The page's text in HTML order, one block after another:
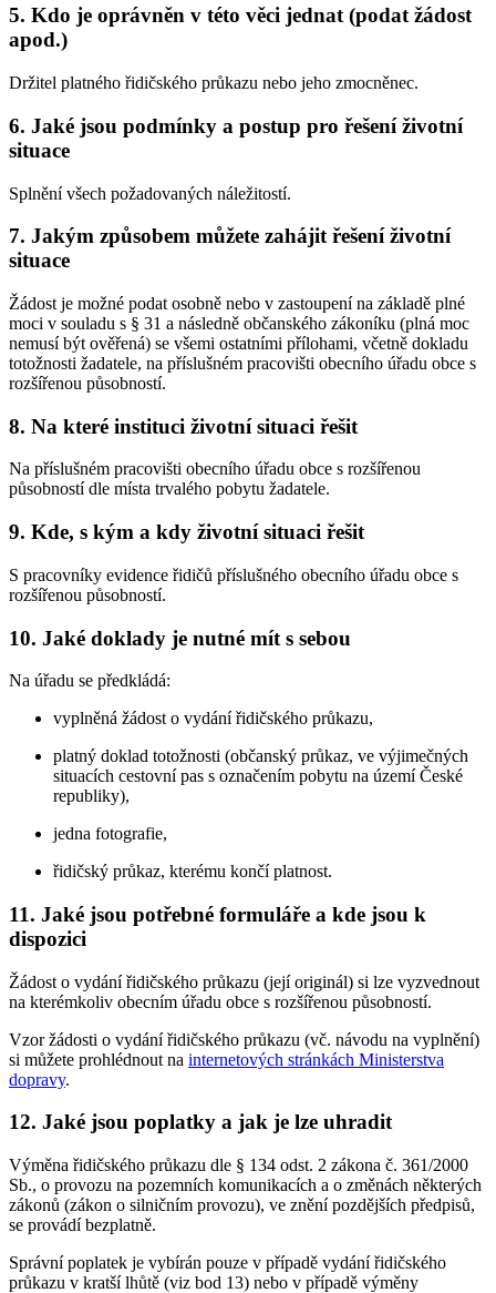
5. Kdo je oprávněn v této věci jednat (podat žádost
apod.)
Držitel platného řidičského průkazu nebo jeho zmocněnec.
6. Jaké jsou podmínky a postup pro řešení životní
situace
Splnění všech požadovaných náležitostí.
7. Jakým způsobem můžete zahájit řešení životní
situace
Žádost je možné podat osobně nebo v zastoupení na základě plné
moci v souladu s § 31 a následně občanského zákoníku (plná moc
nemusí být ověřená) se všemi ostatními přílohami, včetně dokladu
totožnosti žadatele, na příslušném pracovišti obecního úřadu obce s
rozšířenou působností.
8. Na které instituci životní situaci řešit
Na příslušném pracovišti obecního úřadu obce s rozšířenou
působností dle místa trvalého pobytu žadatele.
9. Kde, s kým a kdy životní situaci řešit
S pracovníky evidence řidičů příslušného obecního úřadu obce s
rozšířenou působností.
10. Jaké doklady je nutné mít s sebou
Na úřadu se předkládá:
vyplněná žádost o vydání řidičského průkazu,
platný doklad totožnosti (občanský průkaz, ve výjimečných
situacích cestovní pas s označením pobytu na území České
republiky),
jedna fotografie,
řidičský průkaz, kterému končí platnost.
11. Jaké jsou potřebné formuláře a kde jsou k
dispozici
Žádost o vydání řidičského průkazu (její originál) si lze vyzvednout
na kterémkoliv obecním úřadu obce s rozšířenou působností.
Vzor žádosti o vydání řidičského průkazu (vč. návodu na vyplnění)
si můžete prohlédnout na internetových stránkách Ministerstva
dopravy.
12. Jaké jsou poplatky a jak je lze uhradit
Výměna řidičského průkazu dle § 134 odst. 2 zákona č. 361/2000
Sb., o provozu na pozemních komunikacích a o změnách některých
zákonů (zákon o silničním provozu), ve znění pozdějších předpisů,
se provádí bezplatně.
Správní poplatek je vybírán pouze v případě vydání řidičského
průkazu v kratší lhůtě (viz bod 13) nebo v případě výměny